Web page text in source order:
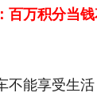
百万积分当
不能享受生活